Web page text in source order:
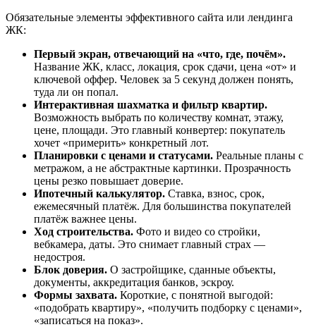
Обязательные элементы эффективного сайта или лендинга
ЖК:
Первый экран, отвечающий на «что, где, почём».
Название ЖК, класс, локация, срок сдачи, цена «от» и
ключевой оффер. Человек за 5 секунд должен понять,
туда ли он попал.
Интерактивная шахматка и фильтр квартир.
Возможность выбрать по количеству комнат, этажу,
цене, площади. Это главный конвертер: покупатель
хочет «примерить» конкретный лот.
Планировки с ценами и статусами. Реальные планы с
метражом, а не абстрактные картинки. Прозрачность
цены резко повышает доверие.
Ипотечный калькулятор. Ставка, взнос, срок,
ежемесячный платёж. Для большинства покупателей
платёж важнее цены.
Ход строительства. Фото и видео со стройки,
вебкамера, даты. Это снимает главный страх —
недостроя.
Блок доверия. О застройщике, сданные объекты,
документы, аккредитация банков, эскроу.
Формы захвата. Короткие, с понятной выгодой:
«подобрать квартиру», «получить подборку с ценами»,
«записаться на показ».